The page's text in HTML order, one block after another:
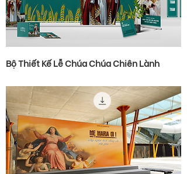
Bộ Thiết Kế Lễ Chúa Chúa Chiên Lành